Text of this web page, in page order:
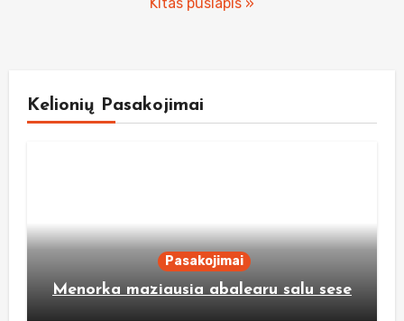
Kelionių Pasakojimai
Pasakojimai
Menorka maziausia abalearu salu sese